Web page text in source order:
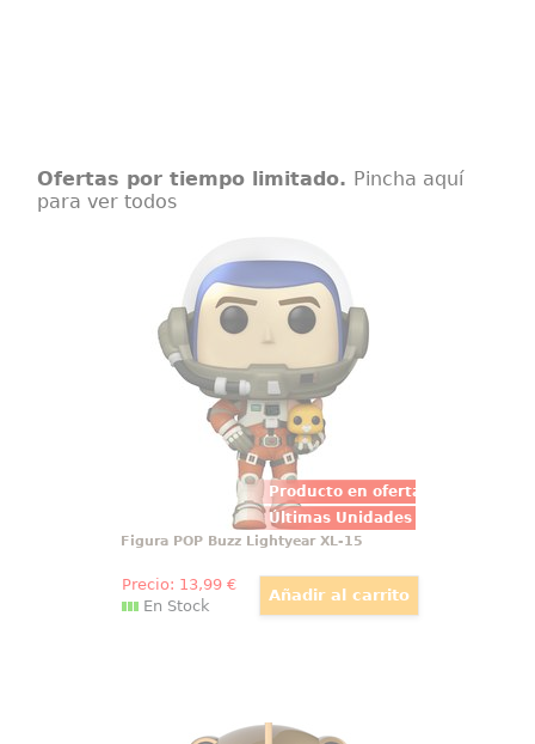
Ofertas por tiempo limitado. Pincha aquí
para ver todos
Producto en oferta
Últimas Unidades
Un destello de aventura galáctica
aterriza en tu estantería con la
Figura POP Disney?Pixar Lightyear
Buzz?Lightyear XL-15 de 9?cm,
diseñada en vinilo de alta
resistencia para capturar cada
detalle de su traje espacial
Figura POP Buzz Lightyear XL-15
Precio: 13,99€
En Stock
Figura Dorbz The Rocketeer